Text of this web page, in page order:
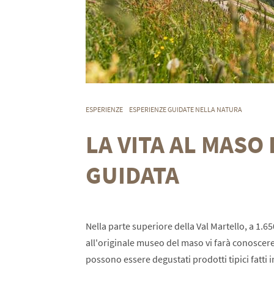
ESPERIENZE ESPERIENZE GUIDATE NELLA NATURA
LA VITA AL
GUIDATA
Nella parte superiore della Val Martello, a
all'originale museo del maso vi farà
possono essere degustati prodotti tipici fatti